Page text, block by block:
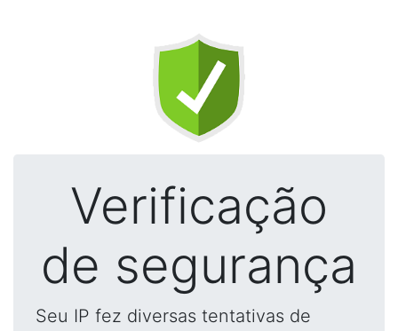
Verificação
de segurança
Seu IP fez diversas tentativas de